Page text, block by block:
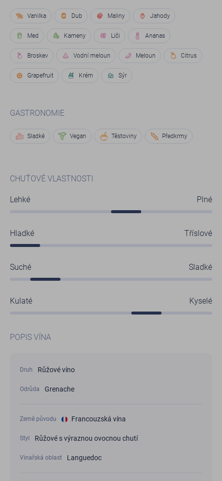
Vanilka Dub Maliny Jahody
Med Kameny Liči Ananas
Broskev Vodní meloun Meloun Citrus
Grapefruit Krém Sýr
GASTRONOMIE
Sladké Vegan Těstoviny Předkrmy
CHUŤOVÉ VLASTNOSTI
Lehké Plné
Hladké Tříslové
Suché Sladké
Kulaté Kyselé
POPIS VÍNA
Druh Růžové víno
Odrůda Grenache
Země původu Francouzská vína
Styl Růžové s výraznou ovocnou chutí
Vinařská oblast Languedoc